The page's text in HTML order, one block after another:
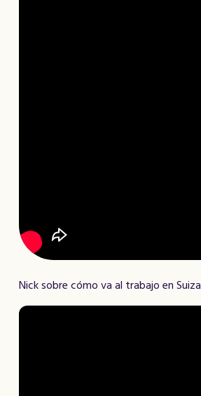
Nick sobre cómo va al trabajo en Suiza